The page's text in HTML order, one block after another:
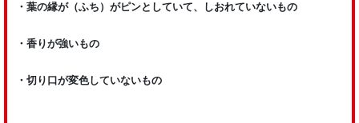
・葉の縁が（ふち）がピンとしていて、しおれていないもの
・香りが強いもの
・切り口が変色していないもの